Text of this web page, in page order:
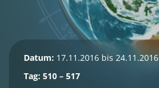
Datum: 17.11.2016 bis 24.11.2016
Tag: 510 – 517